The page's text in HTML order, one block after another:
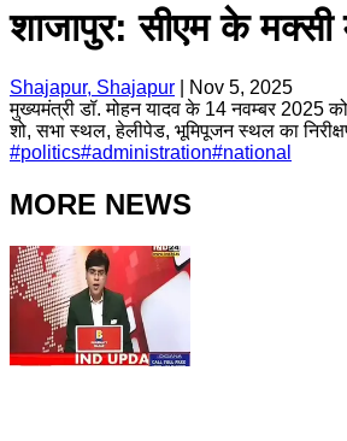
शाजापुर: सीएम के
Shajapur, Shajapur
Nov 5, 2025
मुख्यमंत्री डॉ. मोहन यादव के 14 नवम्बर 2025
शो, सभा स्थल, हेलीपेड, भूमिपूजन स्थल का
#politics#administration#national
MORE NEWS